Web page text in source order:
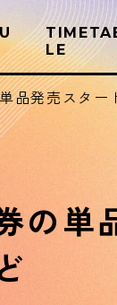
LE
品発売スタ
の単